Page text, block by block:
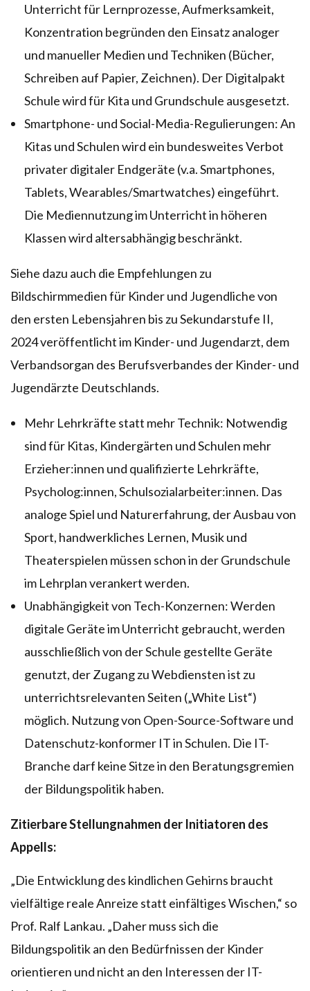
Unterricht für Lernprozesse, Aufmerksamkeit,
Konzentration begründen den Einsatz analoger
und manueller Medien und Techniken (Bücher,
Schreiben auf Papier, Zeichnen). Der Digitalpakt
Schule wird für Kita und Grundschule ausgesetzt.
Smartphone- und Social-Media-Regulierungen: An
Kitas und Schulen wird ein bundesweites Verbot
privater digitaler Endgeräte (v.a. Smartphones,
Tablets, Wearables/Smartwatches) eingeführt.
Die Mediennutzung im Unterricht in höheren
Klassen wird altersabhängig beschränkt.
Siehe dazu auch die Empfehlungen zu
Bildschirmmedien für Kinder und Jugendliche von
den ersten Lebensjahren bis zu Sekundarstufe II,
2024 veröffentlicht im Kinder- und Jugendarzt, dem
Verbandsorgan des Berufsverbandes der Kinder- und
Jugendärzte Deutschlands.
Mehr Lehrkräfte statt mehr Technik: Notwendig
sind für Kitas, Kindergärten und Schulen mehr
Erzieher:innen und qualifizierte Lehrkräfte,
Psycholog:innen, Schulsozialarbeiter:innen. Das
analoge Spiel und Naturerfahrung, der Ausbau von
Sport, handwerkliches Lernen, Musik und
Theaterspielen müssen schon in der Grundschule
im Lehrplan verankert werden.
Unabhängigkeit von Tech-Konzernen: Werden
digitale Geräte im Unterricht gebraucht, werden
ausschließlich von der Schule gestellte Geräte
genutzt, der Zugang zu Webdiensten ist zu
unterrichtsrelevanten Seiten („White List“)
möglich. Nutzung von Open-Source-Software und
Datenschutz-konformer IT in Schulen. Die IT-
Branche darf keine Sitze in den Beratungsgremien
der Bildungspolitik haben.
Zitierbare Stellungnahmen der Initiatoren des
Appells:
„Die Entwicklung des kindlichen Gehirns braucht
vielfältige reale Anreize statt einfältiges Wischen,“ so
Prof. Ralf Lankau. „Daher muss sich die
Bildungspolitik an den Bedürfnissen der Kinder
orientieren und nicht an den Interessen der IT-